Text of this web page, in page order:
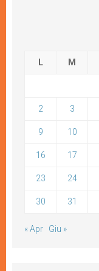
L M
2 3
9 10
16 17
23 24
30 31
« Apr Giu »